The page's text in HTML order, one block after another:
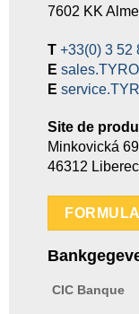
7602 KK
T +33(0) 3 52
E
E
Site de
Minkovická
46312
CIC Banque